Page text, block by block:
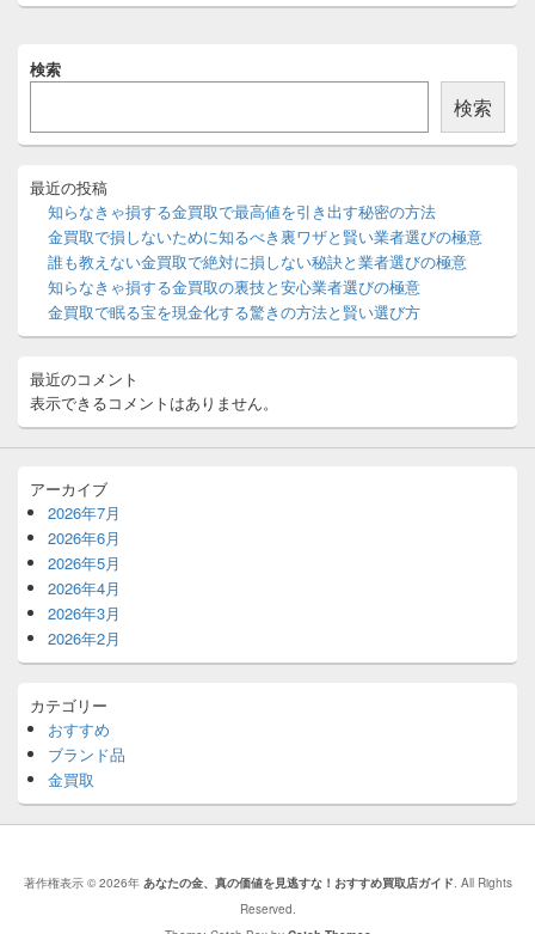
稿:
イ
イ
バ
ト
リ
ア
検索
検索
最近の投稿
知らなきゃ損する金買取で最高値を引き出す秘密の方法
金買取で損しないために知るべき裏ワザと賢い業者選びの極意
誰も教えない金買取で絶対に損しない秘訣と業者選びの極意
知らなきゃ損する金買取の裏技と安心業者選びの極意
金買取で眠る宝を現金化する驚きの方法と賢い選び方
最近のコメント
表示できるコメントはありません。
アーカイブ
2026年7月
2026年6月
2026年5月
2026年4月
2026年3月
2026年2月
カテゴリー
おすすめ
ブランド品
金買取
著作権表示 © 2026年 あなたの金、真の価値を見逃すな！おすすめ買取店ガイド. All Rights
Reserved.